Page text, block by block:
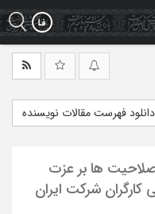
دانلود فهرست مقالات نویسنده
صلاحیت ها بر عزت
شرکت ایران